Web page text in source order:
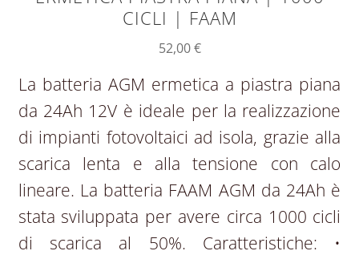
CICLI | FAAM
52,00€
La batteria AGM ermetica a piastra piana
da 24Ah 12V è ideale per la realizzazione
di impianti fotovoltaici ad isola, grazie alla
scarica lenta e alla tensione con calo
lineare. La batteria FAAM AGM da 24Ah è
stata sviluppata per avere circa 1000 cicli
di scarica al 50%. Caratteristiche: •